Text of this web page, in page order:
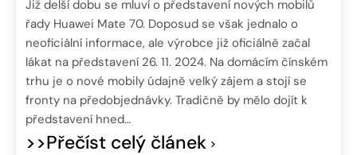
Již delší dobu se mluví o představení nových mobilů
řady Huawei Mate 70. Doposud se však jednalo o
neoficiální informace, ale výrobce již oficiálně začal
lákat na představení 26. 11. 2024. Na domácím čínském
trhu je o nové mobily údajně velký zájem a stojí se
fronty na předobjednávky. Tradičně by mělo dojít k
představení hned…
>>Přečíst celý článek